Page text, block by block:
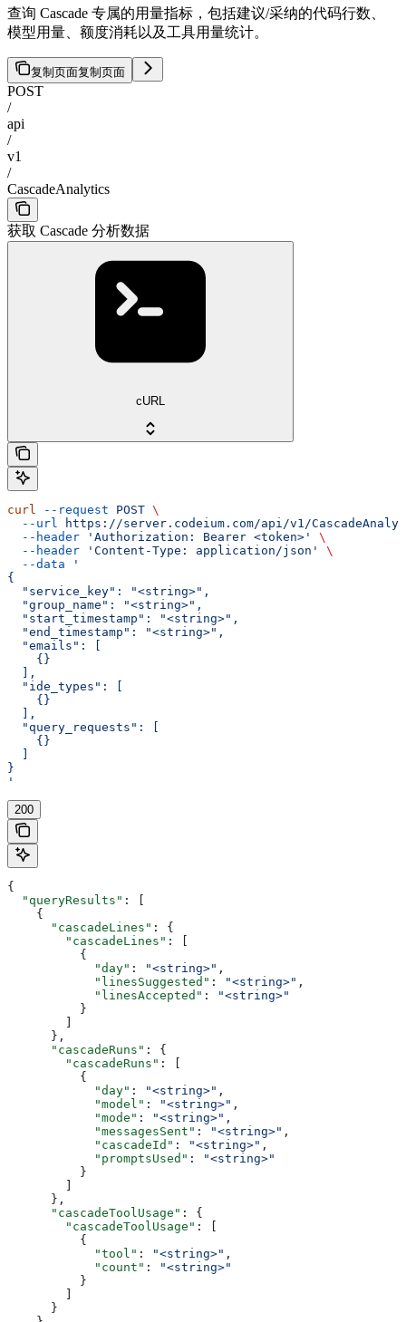
查询 Cascade 专属的用量指标，包括建议/采纳的代码行数、
模型用量、额度消耗以及工具用量统计。
复制页面复制页面
POST
/
api
/
v1
/
CascadeAnalytics
获取 Cascade 分析数据
cURL
curl --request POST \
  --url
https://server.codeium.com/api/v1/
  --header
'Authorization: Bearer <token>'
\
  --header
'Content-Type: application/json'
\
  --data
'
{
  "service_key": "<string>",
  "group_name": "<string>",
  "start_timestamp": "<string>",
  "end_timestamp": "<string>",
  "emails": [
    {}
  ],
  "ide_types": [
    {}
  ],
  "query_requests": [
    {}
  ]
}
'
200
{
  "queryResults"
: [
    {
      "cascadeLines"
: {
        "cascadeLines"
: [
          {
            "day"
: "<string>" ,
            "linesSuggested"
: "<string>" ,
            "linesAccepted"
:
"<string>"
          }
        ]
      },
      "cascadeRuns"
: {
        "cascadeRuns"
: [
          {
            "day"
: "<string>" ,
            "model"
: "<string>" ,
            "mode"
: "<string>" ,
            "messagesSent"
: "<string>" ,
            "cascadeId"
: "<string>" ,
            "promptsUsed"
:
"<string>"
          }
        ]
      },
      "cascadeToolUsage"
: {
        "cascadeToolUsage"
: [
          {
            "tool"
: "<string>" ,
            "count"
:
"<string>"
          }
        ]
      }